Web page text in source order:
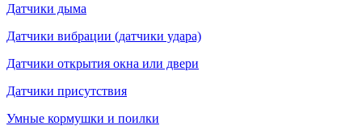
Датчики дыма
Датчики вибрации (датчики удара)
Датчики открытия окна или двери
Датчики присутствия
Умные кормушки и поилки